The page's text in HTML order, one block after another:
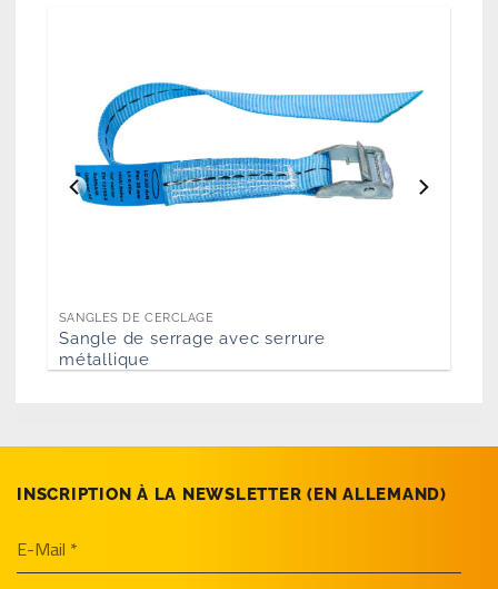
SANGLES DE CERCLAGE
Sangle de serrage avec serrure
métallique
INSCRIPTION À LA NEWSLETTER (EN­ ALLEMAND)